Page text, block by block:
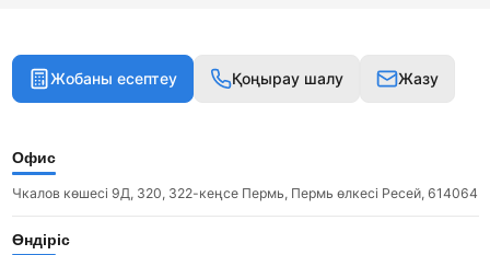
Жобаны есептеу Қоңырау шалу Жазу
Офис
Чкалов көшесі 9Д, 320, 322-кеңсе Пермь, Пермь өлкесі Ресей, 614064
Өндіріс